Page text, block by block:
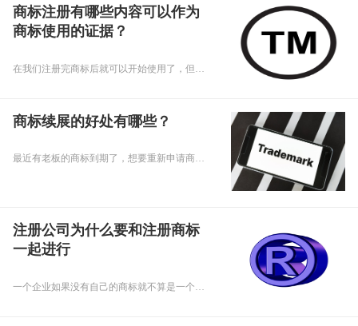
商标注册有哪些内容可以作为
商标使用的证据？
在我们注册完商标后就可以开始使用了，但是在使用期间我们应该留意一下商标的使用证据，那么问题来了，商标注册有哪些内容可以作为商标使用的证据呢，下面乾通办小编就来给大家讲讲吧。
商标续展的好处有哪些？
最近有老板的商标到期了，想要重新申请商标，小编就想老板建议办理续展，那么商标续展的好处有哪些呢，下面乾通办小编给大家讲讲吧。
注册公司为什么要和注册商标
一起进行